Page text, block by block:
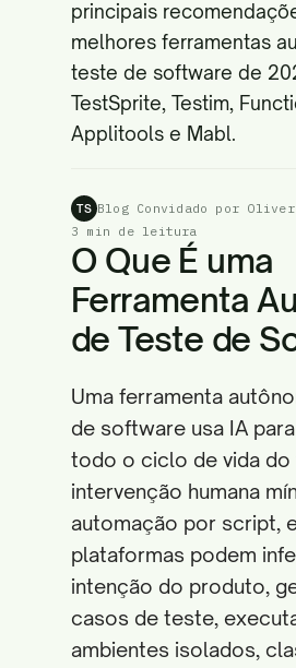
principais
melhores ferramentas
teste de software de
TestSprite, Testim,
Applitools e Mabl.
TS Blog Convidado por
3 min de leitura
O Que É uma
Ferramenta
de Teste de
Uma ferramenta
de software usa IA
todo o ciclo de vida
intervenção humana
automação por script,
plataformas podem
intenção do produto,
casos de teste,
ambientes isolados,